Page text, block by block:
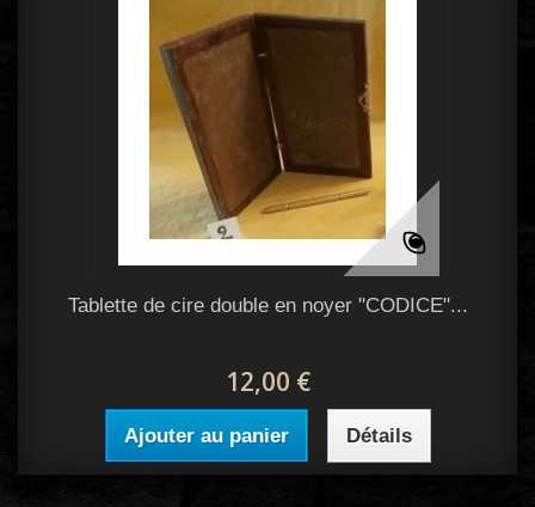
Tablette de cire double en noyer "CODICE"...
12,00 €
Ajouter au panier Détails